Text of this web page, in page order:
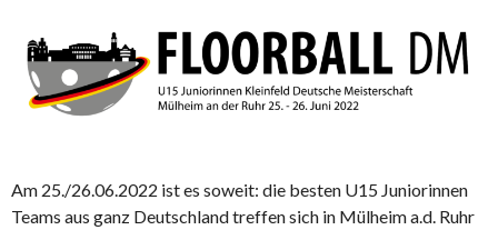
Am 25./26.06.2022 ist es soweit: die besten U15 Juniorinnen
Teams aus ganz Deutschland treffen sich in Mülheim a.d. Ruhr